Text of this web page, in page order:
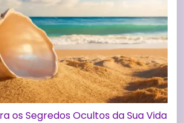
os Segredos Ocultos da Sua Vida